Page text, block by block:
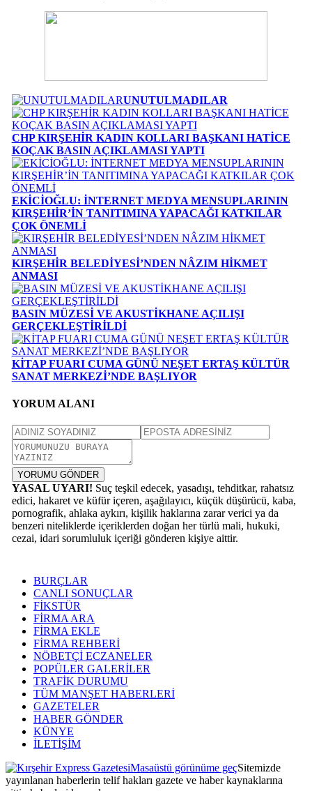
UNUTULMADILAR
CHP KIRŞEHİR KADIN KOLLARI BAŞKANI HATİCE
KOÇAK BASIN AÇIKLAMASI YAPTI
EKİCİOĞLU: İNTERNET MEDYA MENSUPLARININ
KIRŞEHİR’İN TANITIMINA YAPACAĞI KATKILAR
ÇOK ÖNEMLİ
KIRŞEHİR BELEDİYESİ’NDEN NÂZIM HİKMET
ANMASI
BASIN MÜZESİ VE AKUSTİKHANE AÇILIŞI
GERÇEKLEŞTİRİLDİ
KİTAP FUARI CUMA GÜNÜ NEŞET ERTAŞ KÜLTÜR
SANAT MERKEZİ’NDE BAŞLIYOR
YORUM ALANI
YORUMU GÖNDER
YASAL UYARI! Suç teşkil edecek, yasadışı, tehditkar, rahatsız
edici, hakaret ve küfür içeren, aşağılayıcı, küçük düşürücü, kaba,
pornografik, ahlaka aykırı, kişilik haklarına zarar verici ya da
benzeri niteliklerde içeriklerden doğan her türlü mali, hukuki,
cezai, idari sorumluluk içeriği gönderen kişiye aittir.
BURÇLAR
CANLI SONUÇLAR
FİKSTÜR
FİRMA ARA
FİRMA EKLE
FİRMA REHBERİ
NÖBETÇİ ECZANELER
POPÜLER GALERİLER
TRAFİK DURUMU
TÜM MANŞET HABERLERİ
GAZETELER
HABER GÖNDER
KÜNYE
İLETİŞİM
Masaüstü görünüme geçSitemizde
yayınlanan haberlerin telif hakları gazete ve haber kaynaklarına